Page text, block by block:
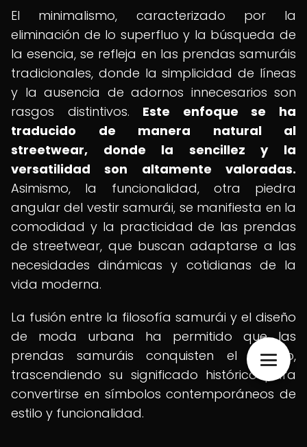
El minimalismo, caracterizado por la
eliminación de lo superfluo y la búsqueda de
la esencia, se refleja en las prendas samuráis
tradicionales, donde la simplicidad de líneas
y la ausencia de adornos innecesarios son
rasgos distintivos. Este enfoque se ha
traducido de manera natural al
streetwear, donde la sencillez y la
versatilidad son altamente valoradas.
Asimismo, la funcionalidad, otra piedra
angular del vestir samurái, se manifiesta en la
comodidad y la practicidad de las prendas
de streetwear, que buscan adaptarse a las
necesidades dinámicas y cotidianas de la
vida moderna.
La fusión entre la filosofía samurái y el diseño
de moda urbana ha permitido que las
prendas samuráis conquisten el asfalto,
trascendiendo su significado histórico para
convertirse en símbolos contemporáneos de
estilo y funcionalidad.